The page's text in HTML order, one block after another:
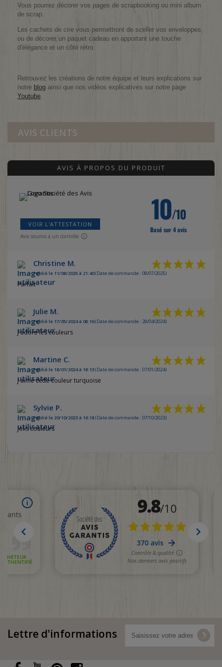
Vous pourrez décorer vos pages de scrapbooking ou mini album
de scrap.
Les cachets de cire vous permettront de sceller vos enveloppes,
ou de décorer un paquet cadeau en apportant une touche
d'élégance et un côté rétro.
Retrouvez les créations de notre équipe et leurs explications sur
notre blog ainsi que nos vidéos explicatives sur notre page
Youtube.
AVIS CLIENTS
AVIS À PROPOS DU PRODUIT
VOIR L'ATTESTATION
Avis soumis à un contrôle
10/10
Basé sur 4 avis
Christine M.
Publié le 11/08/2025 à 21:40(Date de commande : 08/07/2025)
Parfait
Julie M.
Publié le 17/05/2024 à 08:16(Date de commande : 28/04/2024)
J'adore les couleurs
Martine C.
Publié le 18/01/2024 à 18:13(Date de commande : 07/01/2024)
J aime cette couleur turquoise
Sylvie P.
Publié le 20/10/2023 à 16:18(Date de commande : 07/10/2023)
Jolis couleurs
Lettre d'informations